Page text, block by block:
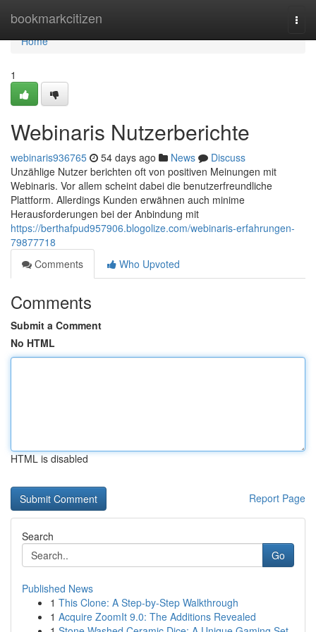
bookmarkcitizen
Home
Home
1
Webinaris Nutzerberichte
webinaris936765 54 days ago News
Discuss
Unzählige Nutzer berichten oft von positiven Meinungen mit
Webinaris. Vor allem scheint dabei die benutzerfreundliche
Plattform. Allerdings Kunden erwähnen auch minime
Herausforderungen bei der Anbindung mit
https://berthafpud957906.blogolize.com/webinaris-erfahrungen-
79877718
Comments
Who Upvoted
Comments
Submit a Comment
No HTML
HTML is disabled
Report Page
Search
Go
Published News
1 This Clone: A Step-by-Step Walkthrough
1 Acquire ZoomIt 9.0: The Additions Revealed